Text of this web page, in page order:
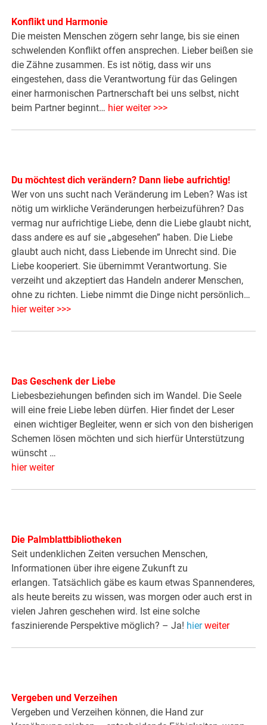
Konflikt und Harmonie
Die meisten Menschen zögern sehr lange, bis sie einen
schwelenden Konflikt offen ansprechen. Lieber beißen sie
die Zähne zusammen. Es ist nötig, dass wir uns
eingestehen, dass die Verantwortung für das Gelingen
einer harmonischen Partnerschaft bei uns selbst, nicht
beim Partner beginnt… hier weiter >>>
Du möchtest dich verändern? Dann liebe aufrichtig!
Wer von uns sucht nach Veränderung im Leben? Was ist
nötig um wirkliche Veränderungen herbeizuführen? Das
vermag nur aufrichtige Liebe, denn die Liebe glaubt nicht,
dass andere es auf sie „abgesehen” haben. Die Liebe
glaubt auch nicht, dass Liebende im Unrecht sind. Die
Liebe kooperiert. Sie übernimmt Verantwortung. Sie
verzeiht und akzeptiert das Handeln anderer Menschen,
ohne zu richten. Liebe nimmt die Dinge nicht persönlich…
hier weiter >>>
Das Geschenk der Liebe
Liebesbeziehungen befinden sich im Wandel. Die Seele
will eine freie Liebe leben dürfen. Hier findet der Leser
einen wichtiger Begleiter, wenn er sich von den bisherigen
Schemen lösen möchten und sich hierfür Unterstützung
wünscht …
hier weiter
Die Palmblattbibliotheken
Seit undenklichen Zeiten versuchen Menschen,
Informationen über ihre eigene Zukunft zu
erlangen. Tatsächlich gäbe es kaum etwas Spannenderes,
als heute bereits zu wissen, was morgen oder auch erst in
vielen Jahren geschehen wird. Ist eine solche
faszinierende Perspektive möglich? – Ja! hierweiter
Vergeben und Verzeihen
Vergeben und Verzeihen können, die Hand zur